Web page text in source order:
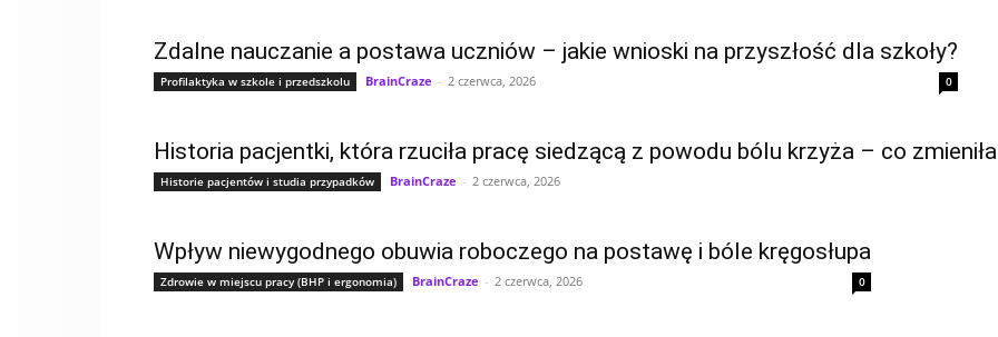
Zdalne nauczanie a postawa uczniów – jakie wnioski na przyszłość dla szkoły?
Profilaktyka w szkole i przedszkolu BrainCraze - 2 czerwca, 2026 0
Historia pacjentki, która rzuciła pracę siedzącą z powodu bólu krzyża – co
Historie pacjentów i studia przypadków BrainCraze - 2 czerwca, 2026
Wpływ niewygodnego obuwia roboczego na postawę i bóle kręgosłupa
Zdrowie w miejscu pracy (BHP i ergonomia) BrainCraze - 2 czerwca, 2026 0